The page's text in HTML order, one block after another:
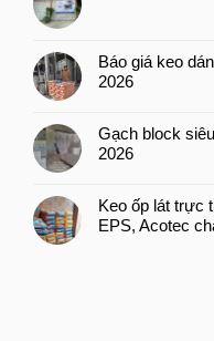
Báo giá keo
2026
Gạch block
2026
Keo ốp lát trực
EPS, Acotec